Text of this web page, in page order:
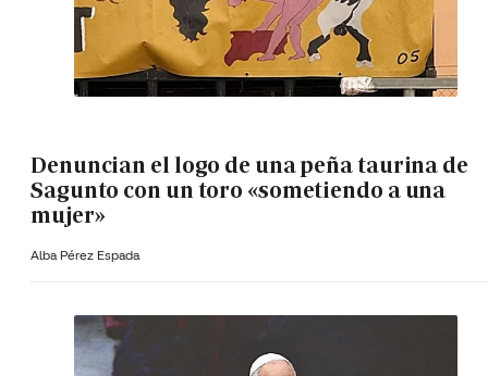
Denuncian el logo de una peña taurina de
Sagunto con un toro «sometiendo a una
mujer»
Alba Pérez Espada